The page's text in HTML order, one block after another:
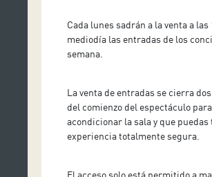
Cada lunes sadrán a la venta a las
mediodía las entradas de los
semana.
La venta de entradas se cierra
del comienzo del espectáculo
acondicionar la sala y que puedas
experiencia totalmente segura.
El acceso solo está permitido a